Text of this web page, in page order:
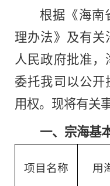
根据《海南
理办法》及有
人民政府批准，
委托我司以公
用权。现将有关
一、宗海基
项目名称 用